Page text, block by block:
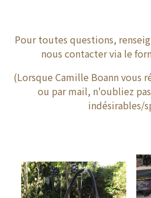
Pour toutes questions,
nous contacter via le
(Lorsque Camille Boann vous
ou par mail, n'oubliez
indésirables/